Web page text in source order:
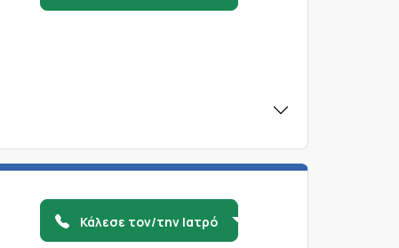
Κάλεσε τον/την Ιατρό